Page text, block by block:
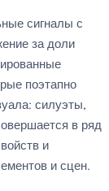
сигналы с
за доли
поэтапно
силуэты,
в ряд
и
и сцен.